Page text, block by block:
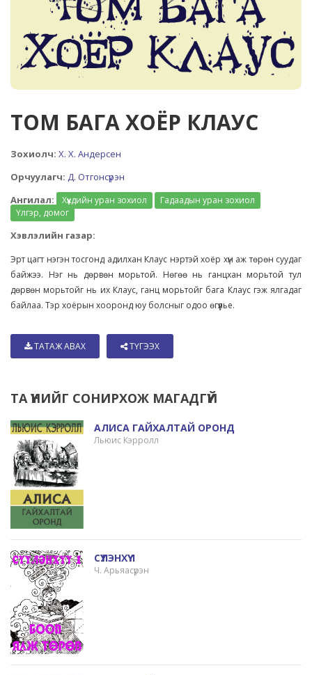
ТОМ БАГА ХОЁР КЛАУС
Зохиолч: Х. Х. Андерсен
Орчуулагч: Д. Отгонсүрэн
Ангилал:
Хүүхдийн уран зохиол
Гадаадын уран зохиол
Үлгэр, домог
Хэвлэлийн газар:
Эрт цагт нэгэн тосгонд адилхан Клаус нэртэй хоёр хүн аж төрөн суудаг
байжээ. Нэг нь дөрвөн морьтой. Нөгөө нь ганцхан морьтой тул
дөрвөн морьтойг нь их Клаус, ганц морьтойг бага Клаус гэж ялгадаг
байлаа. Тэр хоёрын хооронд юу болсныг одоо өгүүлье.
ТАТАЖ АВАХ ТҮГЭЭХ
ТА ҮҮНИЙГ СОНИРХОЖ МАГАДГҮЙ
АЛИСА ГАЙХАЛТАЙ ОРОНД
Льюис Кэрролл
СҮҮЛЭНХҮҮ 1
Ч. Арьяасүрэн